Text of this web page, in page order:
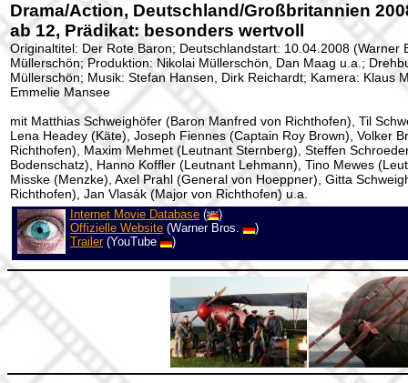
Drama/Action, Deutschland/Großbritannien
ab 12, Prädikat: besonders wertvoll
Originaltitel: Der Rote Baron; Deutschlandstart: 10.04.2008 (Warner
Müllerschön; Produktion: Nikolai Müllerschön, Dan Maag u.a.;
Müllerschön; Musik: Stefan Hansen, Dirk Reichardt; Kamera: Klaus
Emmelie Mansee
mit Matthias Schweighöfer (Baron Manfred von Richthofen), Til
Lena Headey (Käte), Joseph Fiennes (Captain Roy Brown), Volker
Richthofen), Maxim Mehmet (Leutnant Sternberg), Steffen
Bodenschatz), Hanno Koffler (Leutnant Lehmann), Tino Mewes
Misske (Menzke), Axel Prahl (General von Hoeppner), Gitta
Richthofen), Jan Vlasák (Major von Richthofen) u.a.
Internet Movie Database (
)
Offizielle Website (Warner Bros.
)
Trailer(YouTube )